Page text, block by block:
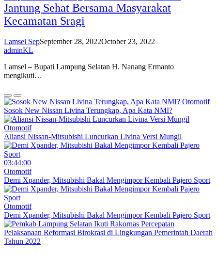
Jantung Sehat Bersama Masyarakat
Kecamatan Sragi
Lamsel SepSeptember 28, 2022October 23, 2022
adminKL
Lamsel – Bupati Lampung Selatan H. Nanang Ermanto
mengikuti…
Otomotif
Sosok New Nissan Livina Terungkap, Apa Kata NMI?
Otomotif
Aliansi Nissan-Mitsubishi Luncurkan Livina Versi Mungil
03:44:00
Otomotif
Demi Xpander, Mitsubishi Bakal Mengimpor Kembali Pajero Sport
Otomotif
Demi Xpander, Mitsubishi Bakal Mengimpor Kembali Pajero Sport